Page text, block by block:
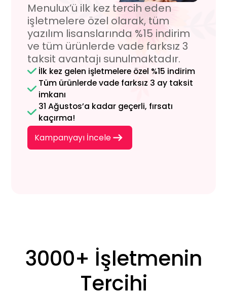
Menulux’ü ilk kez tercih eden
işletmelere özel olarak,tüm
yazılım lisanslarında %15 indirim
ve tüm ürünlerde vade farksız 3
taksit avantajı sunulmaktadır.
İlk kez gelen işletmelere özel %15 indirim
Tüm ürünlerde vade farksız 3 ay taksit
imkanı
31 Ağustos’a kadar geçerli, fırsatı
kaçırma!
Kampanyayı İncele
3000+ İşletmenin
Tercihi